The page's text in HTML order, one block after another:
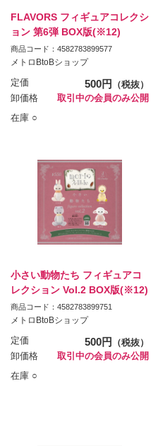
FLAVORS フィギュアコレクシ
ョン 第6弾 BOX版(※12)
商品コード：4582783899577
メトロBtoBショップ
定価 500円
（税抜）
卸価格
取引中の会員のみ公開
在庫 ○
小さい動物たち フィギュアコ
レクション Vol.2 BOX版(※12)
商品コード：4582783899751
メトロBtoBショップ
定価 500円
（税抜）
卸価格
取引中の会員のみ公開
在庫 ○